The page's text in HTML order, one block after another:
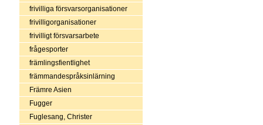
frivilliga försvarsorganisationer
frivilligorganisationer
frivilligt försvarsarbete
frågesporter
främlingsfientlighet
främmandespråksinlärning
Främre Asien
Fugger
Fuglesang, Christer